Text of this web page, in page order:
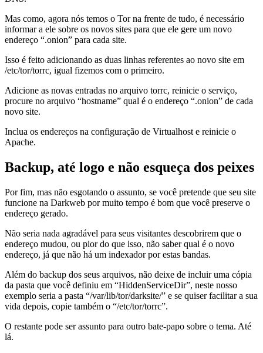
Mas como, agora nós temos o Tor na frente de tudo, é necessário
informar a ele sobre os novos sites para que ele gere um novo
endereço “.onion” para cada site.
Isso é feito adicionando as duas linhas referentes ao novo site em
/etc/tor/torrc, igual fizemos com o primeiro.
Adicione as novas entradas no arquivo torrc, reinicie o serviço,
procure no arquivo “hostname” qual é o endereço “.onion” de cada
novo site.
Inclua os endereços na configuração de Virtualhost e reinicie o
Apache.
Backup, até logo e não esqueça dos peixes
Por fim, mas não esgotando o assunto, se você pretende que seu site
funcione na Darkweb por muito tempo é bom que você preserve o
endereço gerado.
Não seria nada agradável para seus visitantes descobrirem que o
endereço mudou, ou pior do que isso, não saber qual é o novo
endereço, já que não há um indexador por estas bandas.
Além do backup dos seus arquivos, não deixe de incluir uma cópia
da pasta que você definiu em “HiddenServiceDir”, neste nosso
exemplo seria a pasta “/var/lib/tor/darksite/” e se quiser facilitar a sua
vida depois, copie também o “/etc/tor/torrc”.
O restante pode ser assunto para outro bate-papo sobre o tema. Até
lá.